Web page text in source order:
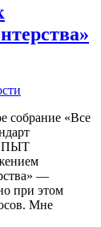
собрание «Все
—
при этом
Мне